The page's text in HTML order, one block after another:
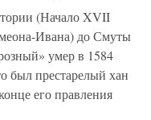
(Начало XVII
Ивана) до Смуты
умер в 1584
был престарелый хан
его правления